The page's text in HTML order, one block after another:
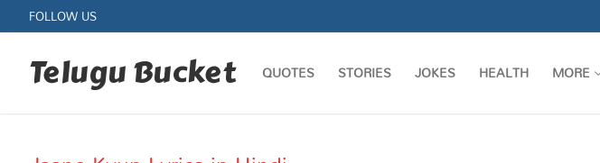
to
content
FOLLOW US
Telugu Bucket QUOTES STORIES JOKES HEALTH MORE